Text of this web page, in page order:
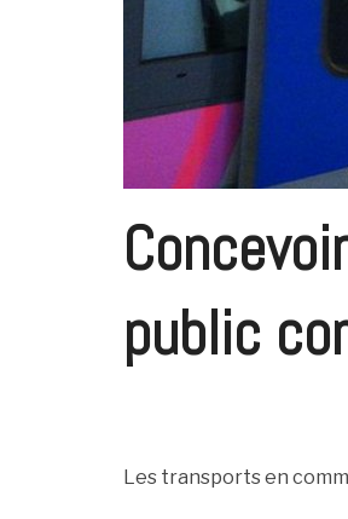
public
Les transports en